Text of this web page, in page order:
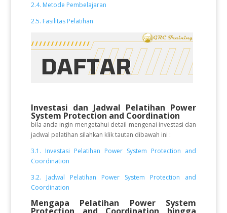
2.4. Metode Pembelajaran
2.5. Fasilitas Pelatihan
Investasi dan Jadwal Pelatihan Power
System Protection and Coordination
bila anda ingin mengetahui detail mengenai investasi dan
jadwal pelatihan silahkan klik tautan dibawah ini :
3.1. Investasi Pelatihan Power System Protection and
Coordination
3.2. Jadwal Pelatihan Power System Protection and
Coordination
Mengapa Pelatihan Power System